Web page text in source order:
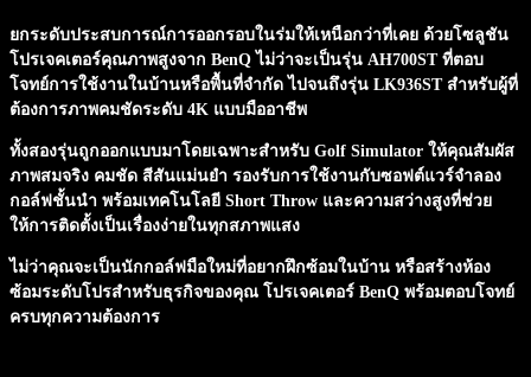
ยกระดับประสบการณ์การออกรอบในร่มให้เหนือกว่าที่เคย ด้วยโซลูชัน
โปรเจคเตอร์คุณภาพสูงจาก BenQ ไม่ว่าจะเป็นรุ่น AH700STที่ตอบ
โจทย์การใช้งานในบ้านหรือพื้นที่จำกัด ไปจนถึงรุ่น LK936STสำหรับผู้ที่
ต้องการภาพคมชัดระดับ 4K แบบมืออาชีพ
ทั้งสองรุ่นถูกออกแบบมาโดยเฉพาะสำหรับ Golf Simulator ให้คุณสัมผัส
ภาพสมจริง คมชัด สีสันแม่นยำ รองรับการใช้งานกับซอฟต์แวร์จำลอง
กอล์ฟชั้นนำ พร้อมเทคโนโลยี Short Throw และความสว่างสูงที่ช่วย
ให้การติดตั้งเป็นเรื่องง่ายในทุกสภาพแสง
ไม่ว่าคุณจะเป็นนักกอล์ฟมือใหม่ที่อยากฝึกซ้อมในบ้าน หรือสร้างห้อง
ซ้อมระดับโปรสำหรับธุรกิจของคุณ โปรเจคเตอร์ BenQ พร้อมตอบโจทย์
ครบทุกความต้องการ